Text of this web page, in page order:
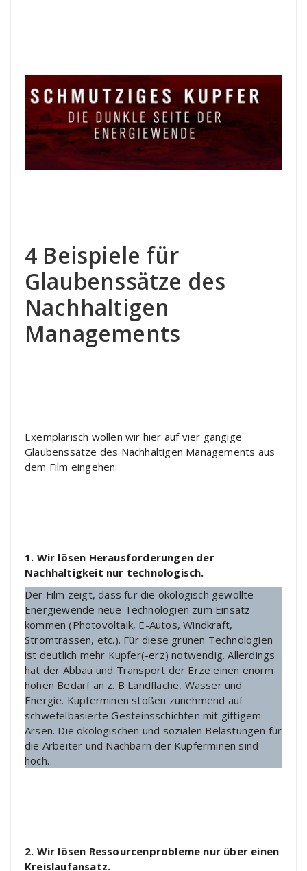
4 Beispiele für
Glaubenssätze des
Nachhaltigen
Managements
Exemplarisch wollen wir hier auf vier gängige
Glaubenssätze des Nachhaltigen Managements aus
dem Film eingehen:
1. Wir lösen Herausforderungen der
Nachhaltigkeit nur technologisch.
Der Film zeigt, dass für die ökologisch gewollte
Energiewende neue Technologien zum Einsatz
kommen (Photovoltaik, E-Autos, Windkraft,
Stromtrassen, etc.). Für diese grünen Technologien
ist deutlich mehr Kupfer(-erz) notwendig. Allerdings
hat der Abbau und Transport der Erze einen enorm
hohen Bedarf an z. B Landfläche, Wasser und
Energie. Kupferminen stoßen zunehmend auf
schwefelbasierte Gesteinsschichten mit giftigem
Arsen. Die ökologischen und sozialen Belastungen für
die Arbeiter und Nachbarn der Kupferminen sind
hoch.
2. Wir lösen Ressourcenprobleme nur über einen
Kreislaufansatz.